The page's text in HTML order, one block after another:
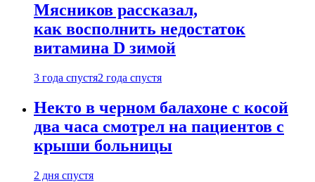
Мясников рассказал,
как восполнить недостаток
витамина D зимой
3 года спустя2 года спустя
Некто в черном балахоне с косой
два часа смотрел на пациентов с
крыши больницы
2 дня спустя